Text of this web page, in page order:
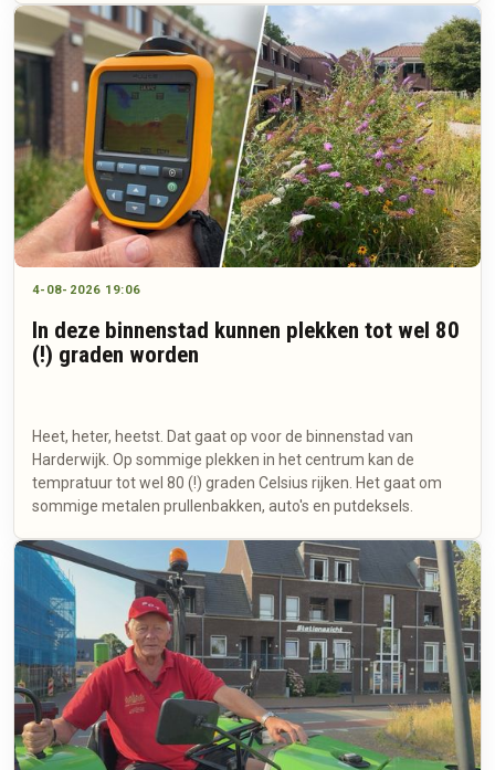
4-08-2026 19:06
In deze binnenstad kunnen plekken tot wel 80
(!) graden worden
Heet, heter, heetst. Dat gaat op voor de binnenstad van
Harderwijk. Op sommige plekken in het centrum kan de
tempratuur tot wel 80 (!) graden Celsius rijken. Het gaat om
sommige metalen prullenbakken, auto's en putdeksels.